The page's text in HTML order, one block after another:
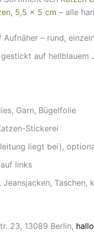
5,5 × 5 cm – alle
– rund, einzeln
auf hellblauem
Garn, Bügelfolie
Stickerei
liegt bei),
links
Taschen,
23, 13089 Berlin,